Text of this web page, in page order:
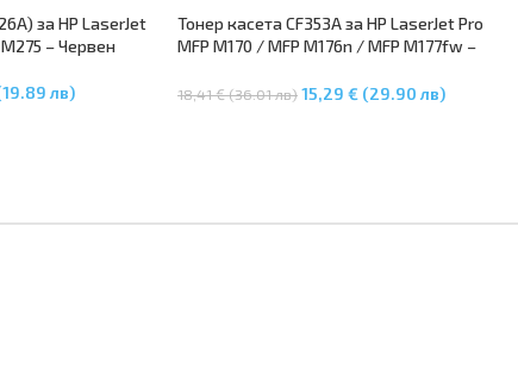
за HP LaserJet
M275 – Червен
лв)
Тонер касета CF353A за HP LaserJet Pro
MFP M170 / MFP M176n / MFP M177fw –
18,41 € (36.01 лв)15,29 € (29.90 лв)